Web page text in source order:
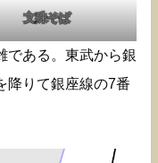
文殊そば
である。東武から銀
降りて銀座線の7番